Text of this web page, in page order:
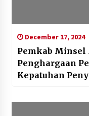
December 17, 2024
Pemkab Minsel
Penghargaan
Kepatuhan